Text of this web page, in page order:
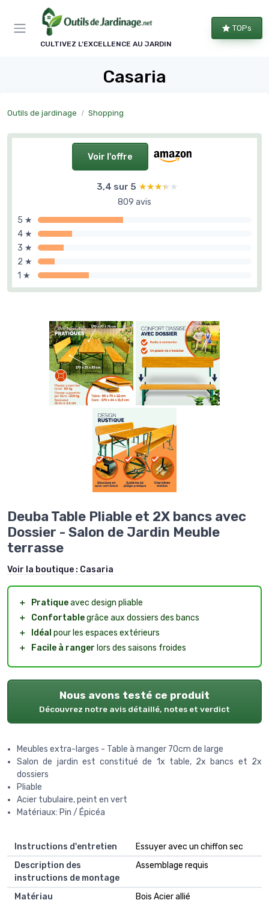
CULTIVEZ L'EXCELLENCE AU JARDIN
TOPs
Casaria
Outils de jardinage Shopping
Voir l'offre
3,4 sur 5 ★★★★★
★★★★★
809 avis
5 ★
4 ★
3 ★
2 ★
1 ★
Deuba Table Pliable et 2X bancs avec
Dossier - Salon de Jardin Meuble
terrasse
Voir la boutique : Casaria
＋ Pratiqueavec design pliable
＋
Confortablegrâce aux dossiers des bancs
＋
Idéal pour les espaces extérieurs
＋
Facile à ranger lors des saisons froides
Nous avons testé ce produit
Découvrez notre avis détaillé, notes et verdict
Meubles extra-larges - Table à manger 70cm de large
Salon de jardin est constitué de 1x table, 2x bancs et 2x
dossiers
Pliable
Acier tubulaire, peint en vert
Matériaux: Pin / Épicéa
Instructions d'entretien
‎Essuyer avec un chiffon sec
Description des
instructions de montage
‎Assemblage requis
Matériau
‎Bois Acier allié
Panneau de gestion des cookies